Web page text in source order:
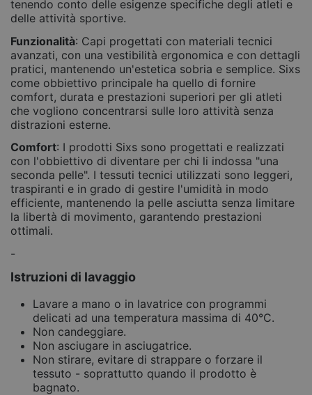
tenendo conto delle esigenze specifiche degli atleti e
delle attività sportive.
Funzionalità: Capi progettati con materiali tecnici
avanzati, con una vestibilità ergonomica e con dettagli
pratici, mantenendo un'estetica sobria e semplice. Sixs
come obbiettivo principale ha quello di fornire
comfort, durata e prestazioni superiori per gli atleti
che vogliono concentrarsi sulle loro attività senza
distrazioni esterne.
Comfort: I prodotti Sixs sono progettati e realizzati
con l'obbiettivo di diventare per chi li indossa "una
seconda pelle". I tessuti tecnici utilizzati sono leggeri,
traspiranti e in grado di gestire l'umidità in modo
efficiente, mantenendo la pelle asciutta senza limitare
la libertà di movimento, garantendo prestazioni
ottimali.
-
Istruzioni di lavaggio
Lavare a mano o in lavatrice con programmi
delicati ad una temperatura massima di 40°C.
Non candeggiare.
Non asciugare in asciugatrice.
Non stirare, evitare di strappare o forzare il
tessuto - soprattutto quando il prodotto è
bagnato.